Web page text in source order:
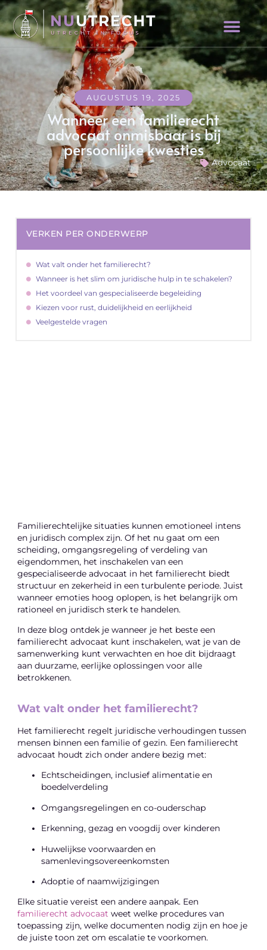
AUGUSTUS 19, 2025
Wanneer een familierecht
advocaat onmisbaar is bij
persoonlijke kwesties
Advocaat
Familierechtelijke situaties kunnen emotioneel intens
en juridisch complex zijn. Of het nu gaat om een
scheiding, omgangsregeling of verdeling van
eigendommen, het inschakelen van een
gespecialiseerde advocaat in het familierecht biedt
structuur en zekerheid in een turbulente periode. Juist
wanneer emoties hoog oplopen, is het belangrijk om
rationeel en juridisch sterk te handelen.
In deze blog ontdek je wanneer je het beste een
familierecht advocaat kunt inschakelen, wat je van de
samenwerking kunt verwachten en hoe dit bijdraagt
aan duurzame, eerlijke oplossingen voor alle
betrokkenen.
Wat valt onder het familierecht?
Het familierecht regelt juridische verhoudingen tussen
mensen binnen een familie of gezin. Een familierecht
advocaat houdt zich onder andere bezig met:
Echtscheidingen, inclusief alimentatie en
boedelverdeling
Omgangsregelingen en co-ouderschap
Erkenning, gezag en voogdij over kinderen
Huwelijkse voorwaarden en
samenlevingsovereenkomsten
Adoptie of naamwijzigingen
Elke situatie vereist een andere aanpak. Een
familierecht advocaat weet welke procedures van
toepassing zijn, welke documenten nodig zijn en hoe je
de juiste toon zet om escalatie te voorkomen.
VERKEN PER ONDERWERP
Wat valt onder het familierecht?
Wanneer is het slim om juridische hulp in te schakelen?
Het voordeel van gespecialiseerde begeleiding
Kiezen voor rust, duidelijkheid en eerlijkheid
Veelgestelde vragen